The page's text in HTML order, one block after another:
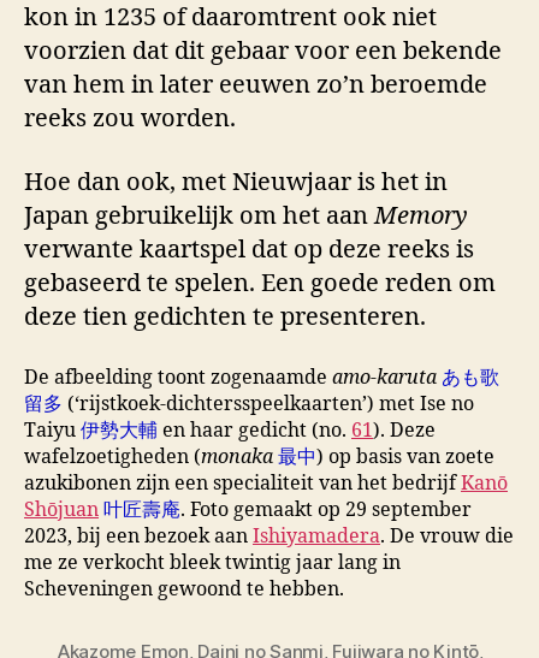
kon in 1235 of daaromtrent ook niet
voorzien dat dit gebaar voor een bekende
van hem in later eeuwen zo’n beroemde
reeks zou worden.
Hoe dan ook, met Nieuwjaar is het in
Japan gebruikelijk om het aanMemory
verwante kaartspel dat op deze reeks is
gebaseerd te spelen. Een goede reden om
deze tien gedichten te presenteren.
De afbeelding toont zogenaamde amo-karuta あも歌
留多 (‘rijstkoek-dichtersspeelkaarten’) met Ise no
Taiyu 伊勢大輔 en haar gedicht (no. 61). Deze
wafelzoetigheden (monaka 最中) op basis van zoete
azukibonen zijn een specialiteit van het bedrijfKanō
Shōjuan 叶匠壽庵. Foto gemaakt op 29 september
2023, bij een bezoek aan Ishiyamadera. De vrouw die
me ze verkocht bleek twintig jaar lang in
Scheveningen gewoond te hebben.
Akazome Emon, Daini no Sanmi, Fujiwara no Kintō,